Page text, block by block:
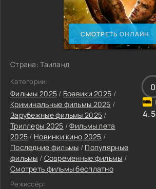
СМОТРЕТЬ ОНЛАЙН
Страна: Таиланд
Категории:
Фильмы 2025 / Боевики 2025 /
Криминальные фильмы 2025 /
Зарубежные фильмы 2025 /
Триллеры 2025 /Фильмы лета
2025 / Новинки кино 2025 /
Последние фильмы / Популярные
фильмы / Современные фильмы /
Смотреть фильмы бесплатно
Режиссёр:
0
4.5